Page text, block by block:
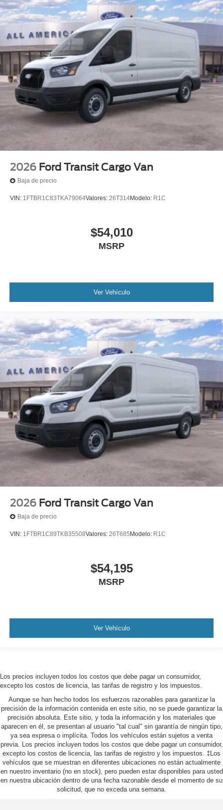
2026 Ford Transit Cargo Van
Baja de precio
VIN: 1FTBR1C83TKA79064Valores: 26T314Modelo: R1C
$54,010
MSRP
Ver Vehículo
2026 Ford Transit Cargo Van
Baja de precio
VIN: 1FTBR1C89TKB35508Valores: 26T685 Modelo: R1C
$54,195
MSRP
Ver Vehículo
Los precios incluyen todos los costos que debe pagar un consumidor,
excepto los costos de licencia, las tarifas de registro y los impuestos.
Aunque se han hecho todos los esfuerzos razonables para garantizar la
precisión de la información contenida en este sitio, no se puede garantizar la
precisión absoluta. Este sitio, y toda la información y los materiales que
aparecen en él, se presentan al usuario "tal cual" sin garantía de ningún tipo,
ya sea expresa o implícita. Todos los vehículos están sujetos a venta
previa. Los precios incluyen todos los costos que debe pagar un consumidor,
excepto los costos de licencia, las tarifas de registro y los impuestos. ‡Los
vehículos que se muestran en diferentes ubicaciones no están actualmente
en nuestro inventario (no en stock), pero pueden estar disponibles para usted
en nuestra ubicación dentro de una fecha razonable desde el momento de su
solicitud, que no exceda una semana.